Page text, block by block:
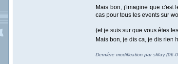
Mais bon, j'imagine que c'est
cas pour tous les events sur
(et je suis sur que vous êtes
Mais bon, je dis ca, je dis rien
Dernière modification par sfifay (06-